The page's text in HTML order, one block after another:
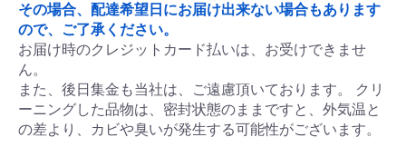
その場合、配達希望日にお届け出来ない場合もあります
ので、ご了承ください。
お届け時のクレジットカード払いは、お受けできませ
ん。
また、後日集金も当社は、ご遠慮頂いております。 クリ
ーニングした品物は、密封状態のままですと、外気温と
の差より、カビや臭いが発生する可能性がございます。